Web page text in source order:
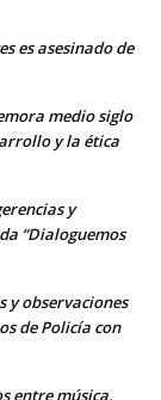
es asesinado de
medio siglo
y la ética
y
“Dialoguemos
y observaciones
de Policía con
entre música,